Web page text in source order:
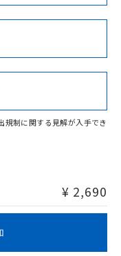
Cd Cr(VI)
ります。
規制に関する見解が入手でき
¥ 2,690